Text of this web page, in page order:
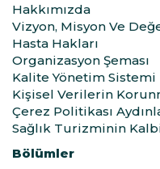
Hakkımızda
Vizyon, Misyon Ve
Hasta Hakları
Organizasyon Şeması
Kalite Yönetim Sistemi
Kişisel Verilerin
Çerez Politikası
Sağlık Turizminin
Bölümler